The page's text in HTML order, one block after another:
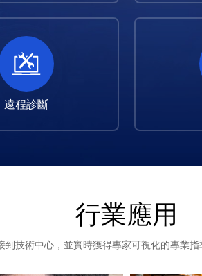
遠程診斷
行業應用
技術中心，並實時獲得專家可視化的專業